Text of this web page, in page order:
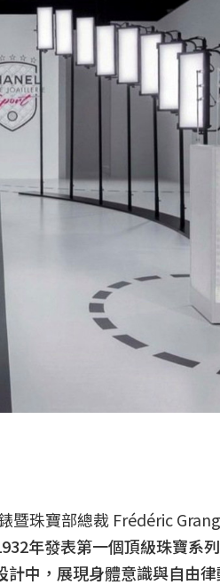
暨珠寶部總裁 Frédéric
年發表第一個頂級珠寶系
中，展現身體意識與自由